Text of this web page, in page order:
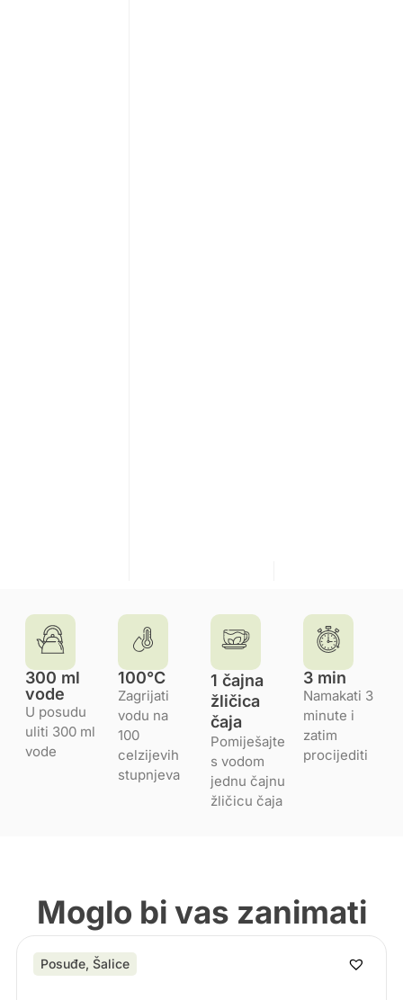
300 ml
vode
U posudu
uliti 300 ml
vode
100°C
Zagrijati
vodu na
100
celzijevih
stupnjeva
1 čajna
žličica
čaja
Pomiješajte
s vodom
jednu čajnu
žličicu čaja
3 min
Namakati 3
minute i
zatim
procijediti
Moglo bi vas zanimati
Posuđe, Šalice